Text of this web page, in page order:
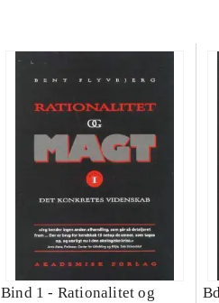
Bind 1 - Rationalitet og